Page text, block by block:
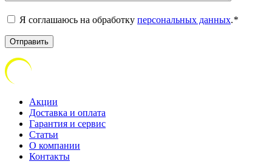
Я соглашаюсь на обработку персональных данных.*
Акции
Доставка и оплата
Гарантия и сервис
Статьи
О компании
Контакты